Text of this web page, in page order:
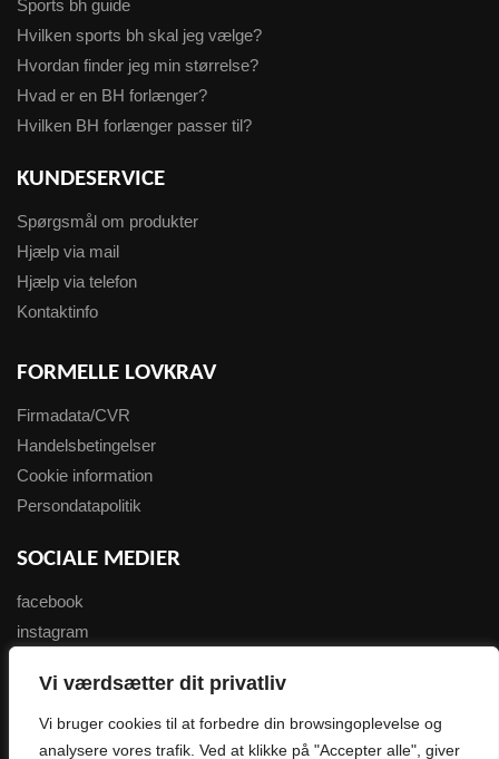
Vi værdsætter dit privatliv
Vi bruger cookies til at forbedre din browsingoplevelse og
analysere vores trafik. Ved at klikke på "Accepter alle", giver
Sports bh guide
Hvilken sports bh skal jeg vælge?
Hvordan finder jeg min størrelse?
Hvad er en BH forlænger?
Hvilken BH forlænger passer til?
KUNDESERVICE
Spørgsmål om produkter
Hjælp via mail
Hjælp via telefon
Kontaktinfo
FORMELLE LOVKRAV
Firmadata/CVR
Handelsbetingelser
Cookie information
Persondatapolitik
SOCIALE MEDIER
facebook
instagram
NYHEDSBREV